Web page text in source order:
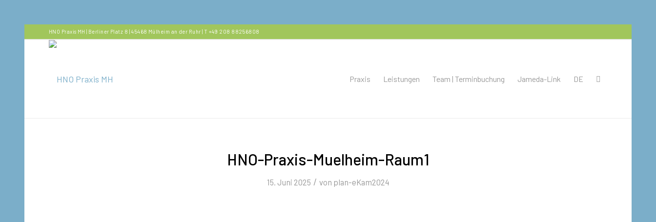
HNO Praxis MH | Berliner Platz 8 | 45468 Mülheim an der Ruhr | T +49 208 88256808
Praxis Leistungen Team | Terminbuchung Jameda-Link DE
HNO-Praxis-Muelheim-Raum1
15. Juni 2025 / von plan-eKam2024